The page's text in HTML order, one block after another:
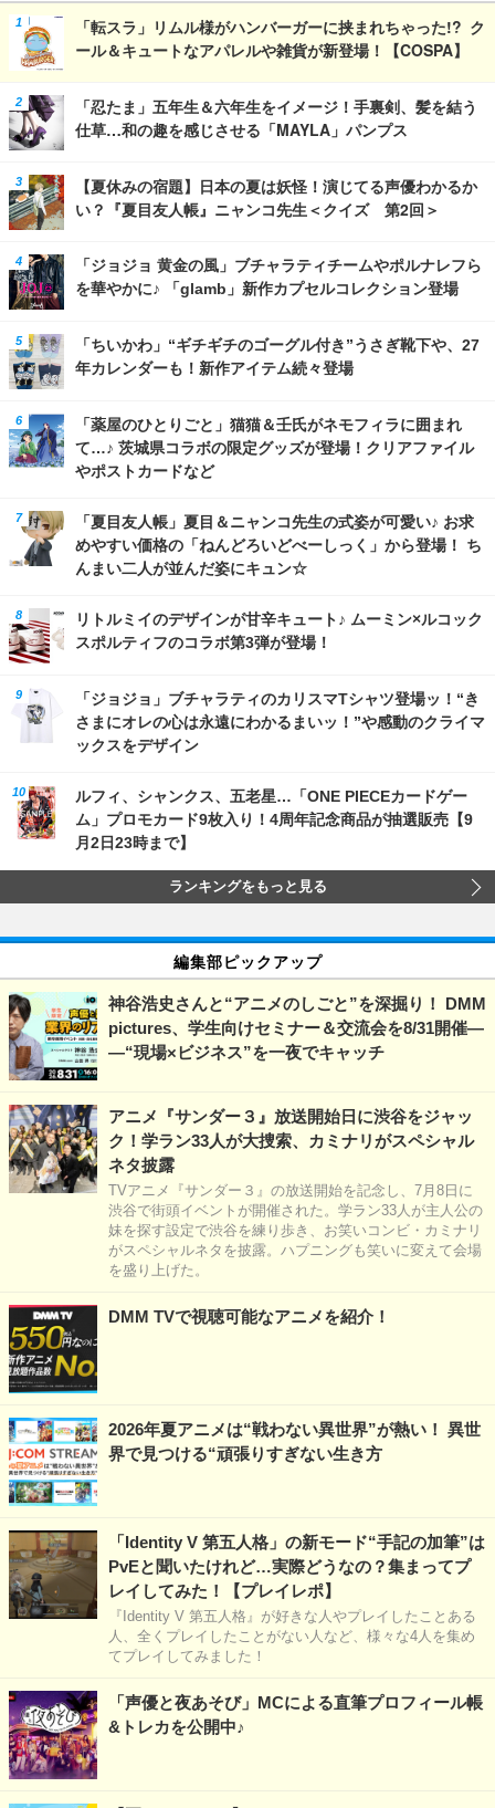
「転スラ」リムル様がハンバーガーに挟まれちゃった!? ク
ール＆キュートなアパレルや雑貨が新登場！【COSPA】
「忍たま」五年生＆六年生をイメージ！手裏剣、髪を結う
仕草…和の趣を感じさせる「MAYLA」パンプス
【夏休みの宿題】日本の夏は妖怪！演じてる声優わかるか
い？『夏目友人帳』ニャンコ先生＜クイズ 第2回＞
「ジョジョ 黄金の風」ブチャラティチームやポルナレフら
を華やかに♪ 「glamb」新作カプセルコレクション登場
「ちいかわ」“ギチギチのゴーグル付き”うさぎ靴下や、27
年カレンダーも！新作アイテム続々登場
「薬屋のひとりごと」猫猫＆壬氏がネモフィラに囲まれ
て…♪ 茨城県コラボの限定グッズが登場！クリアファイル
やポストカードなど
「夏目友人帳」夏目＆ニャンコ先生の式姿が可愛い♪ お求
めやすい価格の「ねんどろいどべーしっく」から登場！ ち
んまい二人が並んだ姿にキュン☆
リトルミイのデザインが甘辛キュート♪ ムーミン×ルコック
スポルティフのコラボ第3弾が登場！
「ジョジョ」ブチャラティのカリスマTシャツ登場ッ！“き
さまにオレの心は永遠にわかるまいッ！”や感動のクライマ
ックスをデザイン
ルフィ、シャンクス、五老星…「ONE PIECEカードゲー
ム」プロモカード9枚入り！4周年記念商品が抽選販売【9
月2日23時まで】
ランキングをもっと見る
編集部ピックアップ
神谷浩史さんと“アニメのしごと”を深掘り！ DMM
pictures、学生向けセミナー＆交流会を8/31開催―
―“現場×ビジネス”を一夜でキャッチ
アニメ『サンダー３』放送開始日に渋谷をジャッ
ク！学ラン33人が大捜索、カミナリがスペシャル
ネタ披露
TVアニメ『サンダー３』の放送開始を記念し、7月8日に
渋谷で街頭イベントが開催された。学ラン33人が主人公の
妹を探す設定で渋谷を練り歩き、お笑いコンビ・カミナリ
がスペシャルネタを披露。ハプニングも笑いに変えて会場
を盛り上げた。
DMM TVで視聴可能なアニメを紹介！
2026年夏アニメは“戦わない異世界”が熱い！ 異世
界で見つける“頑張りすぎない生き方
「Identity V 第五人格」の新モード“手記の加筆”は
PvEと聞いたけれど…実際どうなの？集まってプ
レイしてみた！【プレイレポ】
『Identity V 第五人格』が好きな人やプレイしたことある
人、全くプレイしたことがない人など、様々な4人を集め
てプレイしてみました！
「声優と夜あそび」MCによる直筆プロフィール帳
&トレカを公開中♪